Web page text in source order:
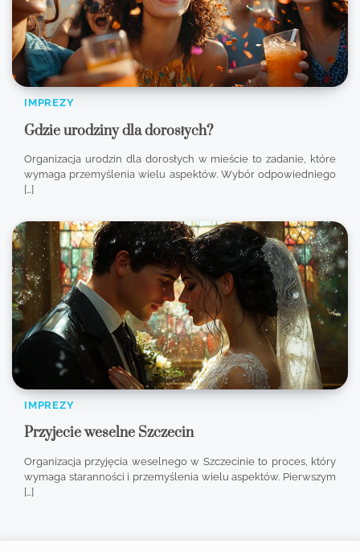
IMPREZY
Gdzie urodziny dla dorosłych?
Organizacja urodzin dla dorosłych w mieście to zadanie, które
wymaga przemyślenia wielu aspektów. Wybór odpowiedniego
[…]
IMPREZY
Przyjecie weselne Szczecin
Organizacja przyjęcia weselnego w Szczecinie to proces, który
wymaga staranności i przemyślenia wielu aspektów. Pierwszym
[…]